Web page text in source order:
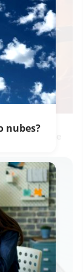
los de
nubes?